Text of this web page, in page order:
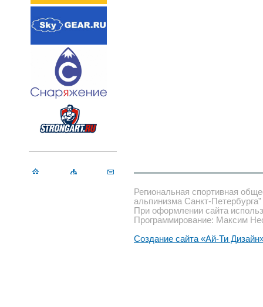
Региональная спортивная
альпинизма Санкт-Петербурга”
При оформлении сайта
Программирование: Максим
Создание сайта «Ай-Ти